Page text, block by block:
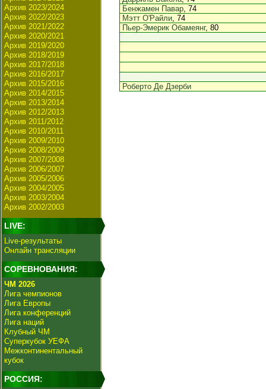
Архив 2023/2024
Архив 2022/2023
Архив 2021/2022
Архив 2020/2021
Архив 2019/2020
Архив 2018/2019
Архив 2017/2018
Архив 2016/2017
Архив 2015/2016
Архив 2014/2015
Архив 2013/2014
Архив 2012/2013
Архив 2011/2012
Архив 2010/2011
Архив 2009/2010
Архив 2008/2009
Архив 2007/2008
Архив 2006/2007
Архив 2005/2006
Архив 2004/2005
Архив 2003/2004
Архив 2002/2003
LIVE:
Live-результаты
Онлайн трансляции
СОРЕВНОВАНИЯ:
ЧМ 2026
Лига чемпионов
Лига Европы
Лига конференций
Лига наций
Клубный ЧМ
Суперкубок УЕФА
Межконтинентальный
кубок
РОССИЯ:
Бенжамен Павар, 74
Мэтт О'Райли, 74
Пьер-Эмерик Обамеянг, 80
Роберто Де Дзерби